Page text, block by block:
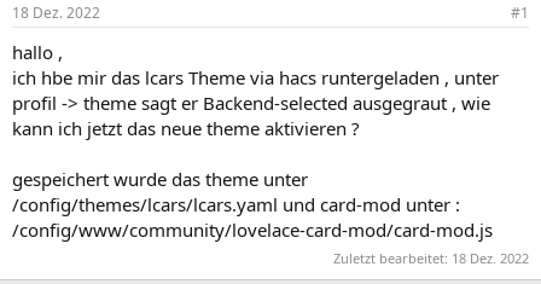
e
r
t
m
18 Dez. 2022 #1
hallo ,
ich hbe mir das lcars Theme via hacs runtergeladen , unter
profil -> theme sagt er Backend-selected ausgegraut , wie
kann ich jetzt das neue theme aktivieren ?
gespeichert wurde das theme unter
/config/themes/lcars/lcars.yaml und card-mod unter :
/config/www/community/lovelace-card-mod/card-mod.js
Zuletzt bearbeitet: 18 Dez. 2022